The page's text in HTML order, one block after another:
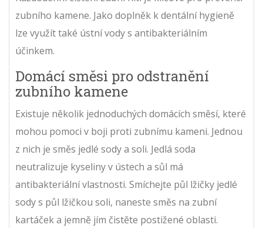
zubního kamene. Jako doplněk k dentální hygieně
lze využít také ústní vody s antibakteriálním
účinkem.
Domácí směsi pro odstranění
zubního kamene
Existuje několik jednoduchých domácích směsí, které
mohou pomoci v boji proti zubnímu kameni. Jednou
z nich je směs jedlé sody a soli. Jedlá soda
neutralizuje kyseliny v ústech a sůl má
antibakteriální vlastnosti. Smíchejte půl lžičky jedlé
sody s půl lžičkou soli, naneste směs na zubní
kartáček a jemně jím čistěte postižené oblasti.